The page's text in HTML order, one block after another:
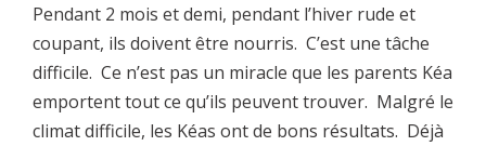
Pendant 2 mois et demi, pendant l’hiver rude et
coupant, ils doivent être nourris. C’est une tâche
difficile. Ce n’est pas un miracle que les parents Kéa
emportent tout ce qu’ils peuvent trouver. Malgré le
climat difficile, les Kéas ont de bons résultats. Déjà